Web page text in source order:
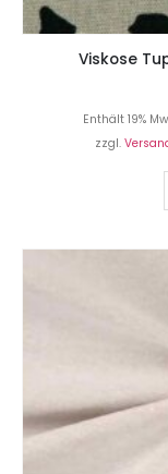
Viskose
Enthält 19%
zzgl.